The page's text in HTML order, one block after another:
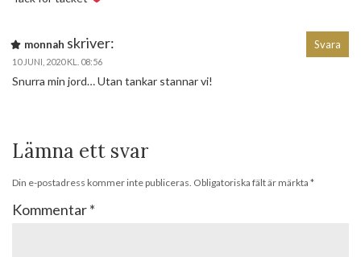
monnah skriver:
10 JUNI, 2020 KL. 08:56
Snurra min jord… Utan tankar stannar vi!
Svara
Lämna ett svar
Din e-postadress kommer inte publiceras. Obligatoriska fält är märkta *
Kommentar*